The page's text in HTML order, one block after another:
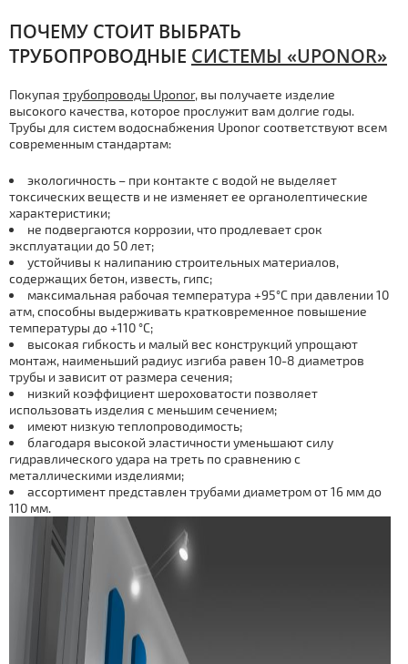
ПОЧЕМУ СТОИТ ВЫБРАТЬ
ТРУБОПРОВОДНЫЕ СИСТЕМЫ «UPONOR»
Покупая трубопроводы Uponor, вы получаете изделие
высокого качества, которое прослужит вам долгие годы.
Трубы для систем водоснабжения Uponor соответствуют всем
современным стандартам:
экологичность – при контакте с водой не выделяет
токсических веществ и не изменяет ее органолептические
характеристики;
не подвергаются коррозии, что продлевает срок
эксплуатации до 50 лет;
устойчивы к налипанию строительных материалов,
содержащих бетон, известь, гипс;
максимальная рабочая температура +95°С при давлении 10
атм, способны выдерживать кратковременное повышение
температуры до +110 °С;
высокая гибкость и малый вес конструкций упрощают
монтаж, наименьший радиус изгиба равен 10-8 диаметров
трубы и зависит от размера сечения;
низкий коэффициент шероховатости позволяет
использовать изделия с меньшим сечением;
имеют низкую теплопроводимость;
благодаря высокой эластичности уменьшают силу
гидравлического удара на треть по сравнению с
металлическими изделиями;
ассортимент представлен трубами диаметром от 16 мм до
110 мм.